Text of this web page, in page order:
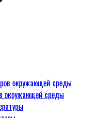
окружающей среды